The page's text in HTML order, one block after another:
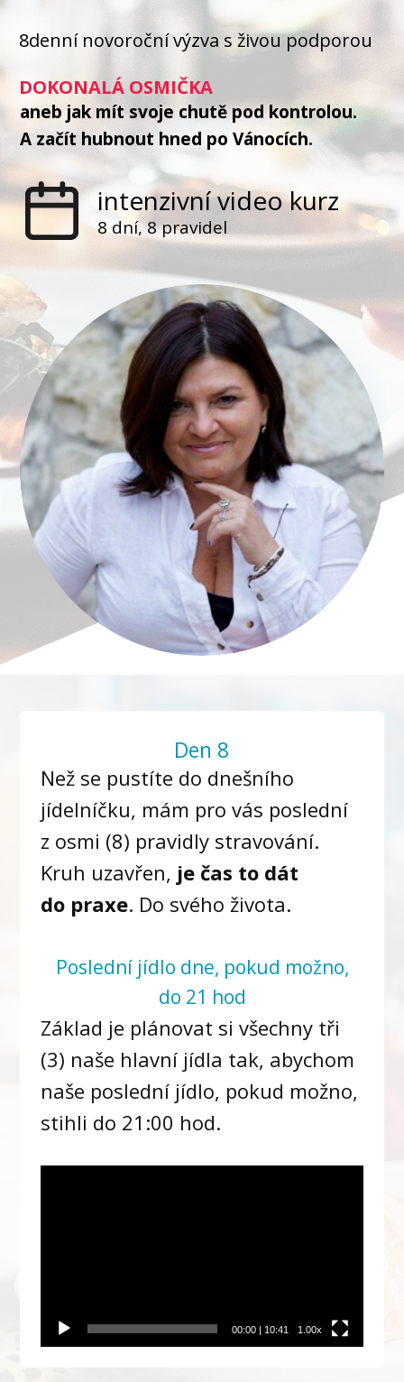
8denní novoroční výzva s živou podporou
DOKONALÁ OSMIČKA
aneb jak mít svoje chutě pod kontrolou.
A začít hubnout hned po Vánocích.
intenzivní video kurz
8 dní, 8 pravidel
Den 8
Než se pustíte do dnešního
jídelníčku, mám pro vás poslední
z osmi (8) pravidly stravování.
Kruh uzavřen, je čas to dát
do praxe. Do svého života.
Poslední jídlo dne, pokud možno,
do 21 hod
Základ je plánovat si všechny tři
(3) naše hlavní jídla tak, abychom
naše poslední jídlo, pokud možno,
stihli do 21:00 hod.
00:00| 10:41 1.00x